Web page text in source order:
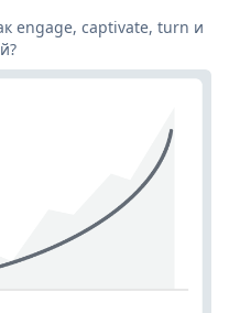
engage, captivate, turn и